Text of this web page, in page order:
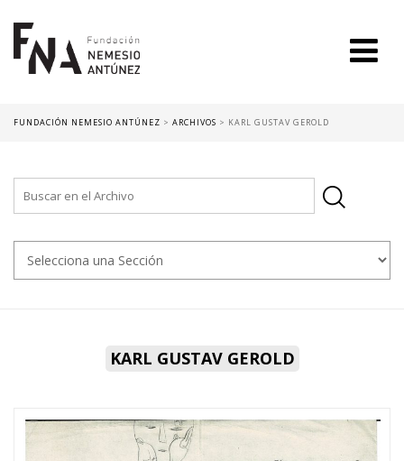
FUNDACIÓN NEMESIO ANTÚNEZ > ARCHIVOS > KARL GUSTAV GEROLD
KARL GUSTAV GEROLD